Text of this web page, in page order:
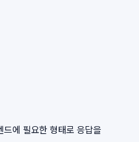
에 필요한 형태로 응답을